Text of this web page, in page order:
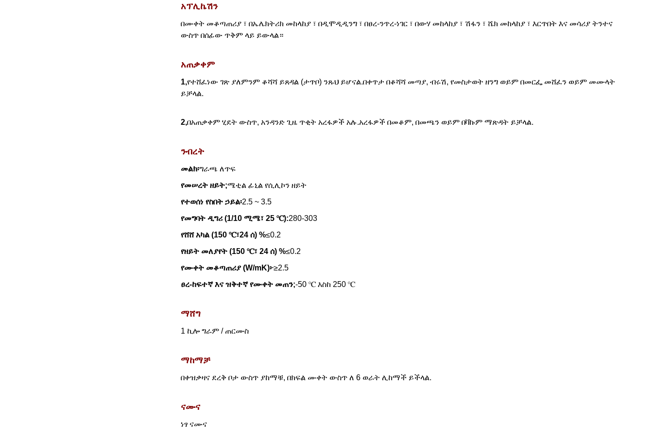
አፕሊኬሽን
በሙቀት መቆጣጠሪያ ፣ በኤሌክትሪክ መከላከያ ፣ በዲሞዲዲንግ ፣ በፀረ-ንጥረ-ነገር ፣ በውሃ መከላከያ ፣ ሽፋን ፣ ሼክ መከላከያ ፣ እርጥበት እና መሳሪያ ትንተና
ውስጥ በሰፊው ጥቅም ላይ ይውላል።
አጠቃቀም
1,የተሸፈነው ገጽ ያለምንም ቆሻሻ ይጸዳል (ታጥቦ) ንጹህ ይሆናል.በቀጥታ በቆሻሻ መጣያ, ብሩሽ, የመስታወት ዘንግ ወይም በመርፌ መሸፈን ወይም መሙላት
ይቻላል.
2,በአጠቃቀም ሂደት ውስጥ, አንዳንድ ጊዜ ጥቂት አረፋዎች አሉ.አረፋዎች በመቆም, በመጫን ወይም በቫኩም ማጽዳት ይቻላል.
ንብረት
መልክ፡ግራጫ ለጥፍ
የመሠረት ዘይት;ሜቲል ፊኒል የሲሊኮን ዘይት
የተወሰነ የስበት ኃይል፡2.5 ~ 3.5
የመግባት ዲግሪ (1/10 ሚሜ፣ 25 ℃):280-303
የሸሸ አካል (150 ℃፣24 ሰ) %≤0.2
የዘይት መለያየት (150 ℃፣ 24 ሰ) %≤0.2
የሙቀት መቆጣጠሪያ (W/mK)፦≥2.5
ፀረ-ከፍተኛ እና ዝቅተኛ የሙቀት መጠን;-50 ℃ እስከ 250 ℃
ማሸግ
1 ኪሎ ግራም / ጠርሙስ
ማከማቻ
በቀዝቃዛና ደረቅ ቦታ ውስጥ ያከማቹ, በክፍል ሙቀት ውስጥ ለ 6 ወራት ሊከማች ይችላል.
ናሙና
ነፃ ናሙና